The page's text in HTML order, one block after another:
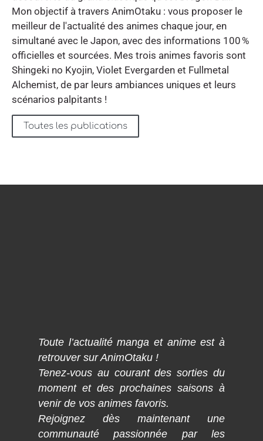
Mon objectif à travers AnimOtaku : vous proposer le
meilleur de l'actualité des animes chaque jour, en
simultané avec le Japon, avec des informations 100 %
officielles et sourcées. Mes trois animes favoris sont
Shingeki no Kyojin, Violet Evergarden et Fullmetal
Alchemist, de par leurs ambiances uniques et leurs
scénarios palpitants !
Toutes les publications
Toute l’actualité manga et anime est à
retrouver sur AnimOtaku !
Tenez-vous au courant des sorties du
moment et des prochaines saisons à
venir de vos animes favoris.
Rejoignez dès maintenant une
communauté passionnée par les